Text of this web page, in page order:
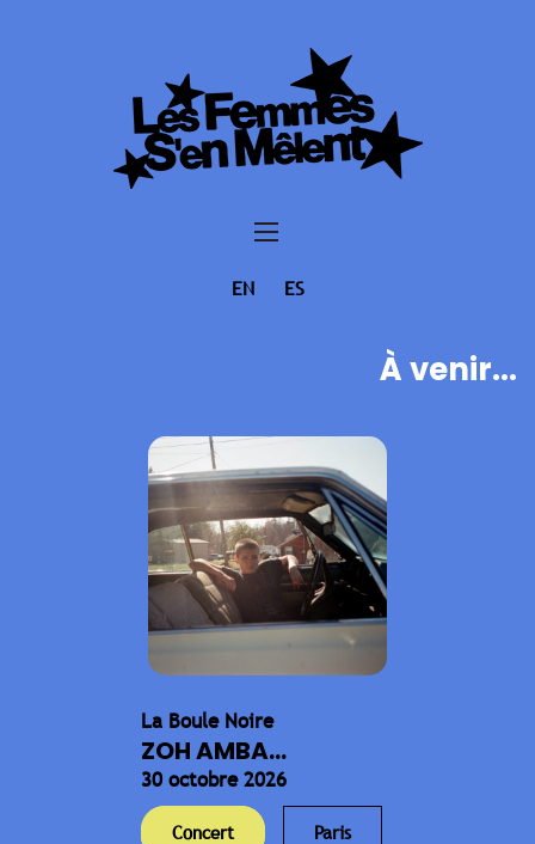
EN ES
À venir...
La Boule Noire
ZOH AMBA...
30 octobre 2026
Concert Paris